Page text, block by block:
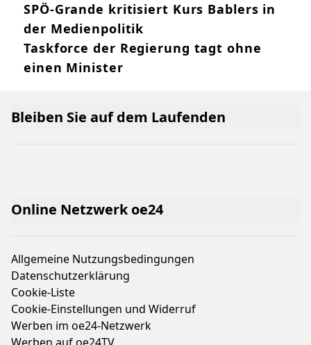
SPÖ-Grande kritisiert Kurs Bablers in
der Medienpolitik
Taskforce der Regierung tagt ohne
einen Minister
Online Netzwerk oe24
Allgemeine Nutzungsbedingungen
Datenschutzerklärung
Cookie-Liste
Cookie-Einstellungen und Widerruf
Werben im oe24-Netzwerk
Bleiben Sie auf dem Laufenden